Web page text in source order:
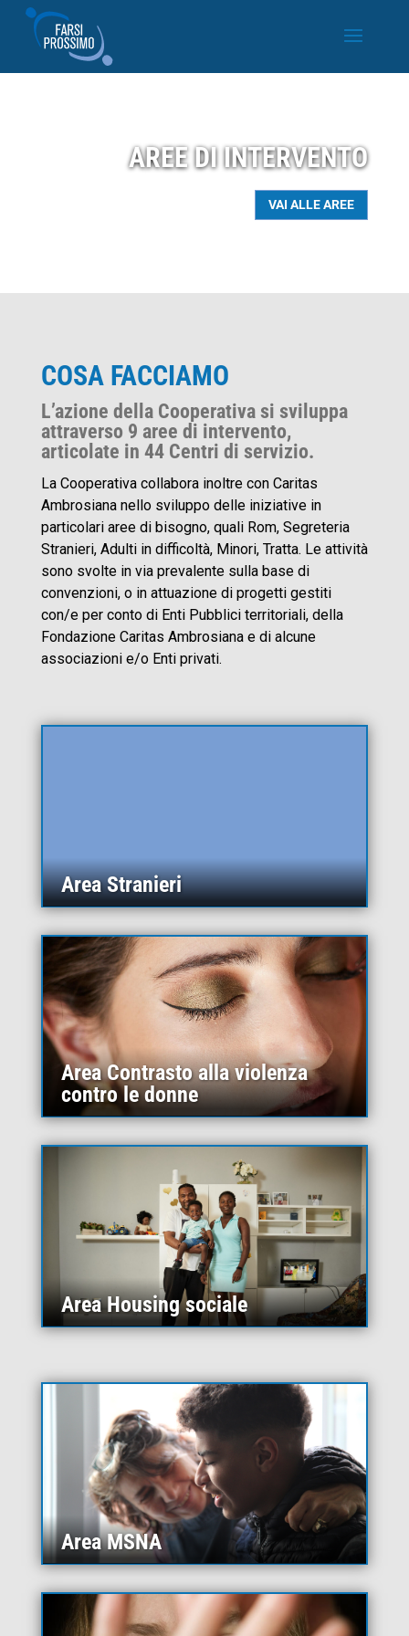
AREE DI INTERVENTO
VAI ALLE AREE
COSA FACCIAMO
L’azione della Cooperativa si sviluppa
attraverso 9 aree di intervento,
articolate in 44 Centri di servizio.
La Cooperativa collabora inoltre con Caritas
Ambrosiana nello sviluppo delle iniziative in
particolari aree di bisogno, quali Rom, Segreteria
Stranieri, Adulti in difficoltà, Minori, Tratta. Le attività
sono svolte in via prevalente sulla base di
convenzioni, o in attuazione di progetti gestiti
con/e per conto di Enti Pubblici territoriali, della
Fondazione Caritas Ambrosiana e di alcune
associazioni e/o Enti privati.
Area Stranieri
Area Contrasto alla violenza
contro le donne
Area Housing sociale
Area MSNA